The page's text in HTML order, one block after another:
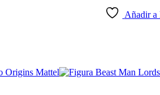
Añadir a